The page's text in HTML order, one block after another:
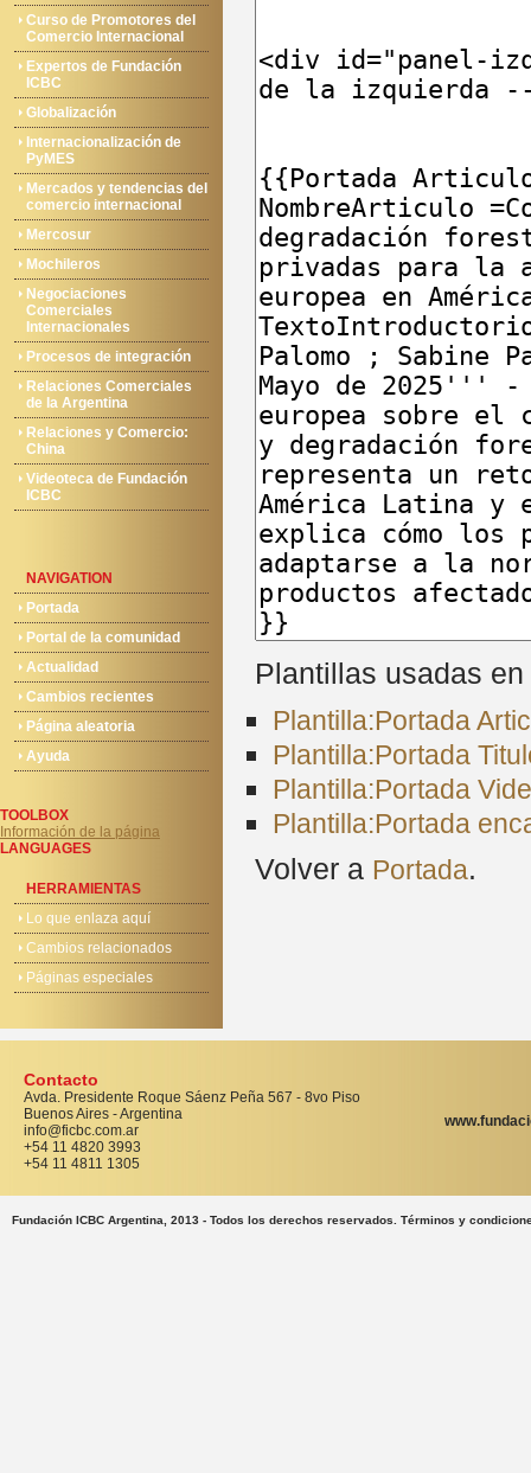
Curso de Promotores del
Comercio Internacional
Expertos de Fundación
ICBC
Globalización
Internacionalización de
PyMES
Mercados y tendencias del
comercio internacional
Mercosur
Mochileros
Negociaciones
Comerciales
Internacionales
Procesos de integración
Relaciones Comerciales
de la Argentina
Relaciones y Comercio:
China
Videoteca de Fundación
ICBC
NAVIGATION
Portada
Portal de la comunidad
Actualidad
Cambios recientes
Página aleatoria
Ayuda
TOOLBOX
Información de la página
LANGUAGES
HERRAMIENTAS
Lo que enlaza aquí
Cambios relacionados
Páginas especiales
Plantillas usadas
Plantilla:Portada
Plantilla:Portada
Plantilla:Portada
Plantilla:Portada
Volver a Portada.
Contacto
Avda. Presidente Roque Sáenz Peña 567 - 8vo Piso
Buenos Aires - Argentina
info@ficbc.com.ar
+54 11 4820 3993
+54 11 4811 1305
Fundación ICBC Argentina, 2013 - Todos los derechos reservados. Términos y